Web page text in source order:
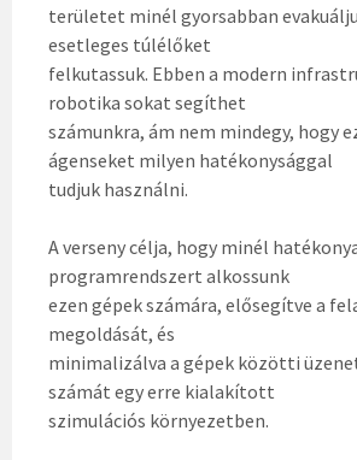
területet minél gyorsabban
esetleges túlélőket
felkutassuk. Ebben a modern
robotika sokat segíthet
számunkra, ám nem mindegy, hogy
ágenseket milyen hatékonysággal
tudjuk használni.
A verseny célja, hogy minél
programrendszert alkossunk
ezen gépek számára, elősegítve a
megoldását, és
minimalizálva a gépek közötti
számát egy erre kialakított
szimulációs környezetben.